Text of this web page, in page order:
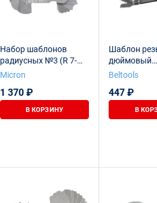
Набор шаблонов
радиусных №3 (R 7-
25мм)
Micron
1 370 ₽
В КОРЗИНУ
Шаблон
дюймовый
(резьбомер)
Beltools
447 ₽
В